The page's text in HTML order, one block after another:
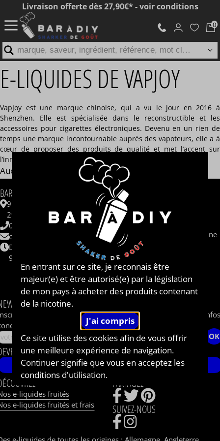
E-LIQUIDES DE VAPJOY
VapJoy est une marque chinoise, qui a vu le jour en 2016 à
Shenzhen. Elle est spécialisée dans le reconstructible et les
accessoires pour cigarettes électroniques. Devenu en un rien de
temps une marque incontournable auprès des vapoteurs, elle a à
cœur de proposer des produits de qualité et met l’accent sur
l’innovation.
Aucun article disponible
BAR A DIY®
9 ZAC de Kergrist
29430 PLOUESCAT
06 62 48 62 33
contact@baradiy.com
Du lundi au vendredi
9h-12h / 14h-18h
INFORMATIONS
Contactez-nous
Questions fréquentes
CBD
Sel de nicotine / nicotine saline
Qui sommes nous ?
Le concept
Livraison
Shops et Partenaires
Parrainage
vous à notre newsletter pour recevoir les dernières
le BAR A DIY®.
OK
AMBASSADEUR DE BAR A DIY®
JE ME LANCE !
e-liquides fruités
e-liquides fruités et frais
PARTAGEZ
SUIVEZ-NOUS
En entrant sur ce site, je reconnais être
majeur(e) et être autorisé(e) par la législation
de mon pays à acheter des produits contenant
de la nicotine.
Ce site utilise des cookies afin de vous offrir
une meilleure expérience de navigation.
Continuer signifie que vous en acceptez les
conditions d'utilisation.
Livraison offerte dès 27,90€* - voir conditions
marque, saveur, ingrédient, référence, mot clé...